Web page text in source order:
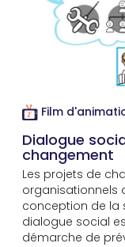
Film
Dialogue
changement
Les projets de
organisationnels
conception de la
dialogue social
démarche de